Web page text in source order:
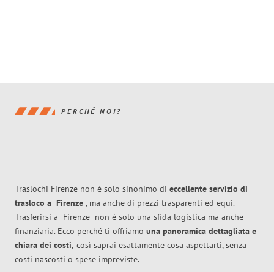
PERCHÉ NOI?
Traslochi Firenze non è solo sinonimo di eccellente servizio di
trasloco a Firenze , ma anche di prezzi trasparenti ed equi.
Trasferirsi a Firenze non è solo una sfida logistica ma anche
finanziaria. Ecco perché ti offriamo una panoramica dettagliata e
chiara dei costi, così saprai esattamente cosa aspettarti, senza
costi nascosti o spese impreviste.